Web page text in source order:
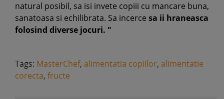
natural posibil, sa isi invete copiii cu mancare buna,
sanatoasa si echilibrata. Sa incerce sa ii hraneasca
folosind diverse jocuri. "
Tags: MasterChef, alimentatia copiilor, alimentatie
corecta, fructe